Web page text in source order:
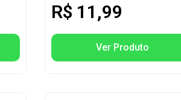
R$ 11,99
Ver Produto